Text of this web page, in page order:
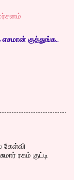
எசமான் குத்துங்க..
கேள்வி
ரகம் குட்டி